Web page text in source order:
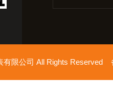
有限公司 All Rights Reserved